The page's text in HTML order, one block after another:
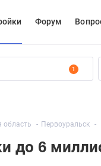
Форум
1
область Первоуральск
до 6